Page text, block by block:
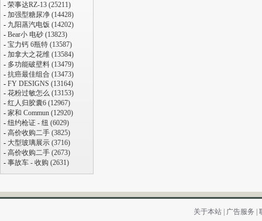
- 荣事达RZ-13 (25211)
- 加强型糖尿净 (14428)
- 九阳蒸汽电饭 (14202)
- Bear小 电砂 (13823)
- 宝力钙 6瓶特 (13587)
- 加拿大之花维 (13584)
- 多功能破壁料 (13479)
- 抗癌最佳组合 (13473)
- FY DESIGNS (13164)
- 花粉过敏怎么 (13153)
- 红人归胶囊6 (12967)
- 家和 Commun (12920)
- 纽约枪证 - 纽 (6029)
- 高价收购二手 (3825)
- 大型玻璃展示 (3716)
- 高价收购二手 (2673)
- 事故车 - 收购 (2631)
关于本站| 广告服务